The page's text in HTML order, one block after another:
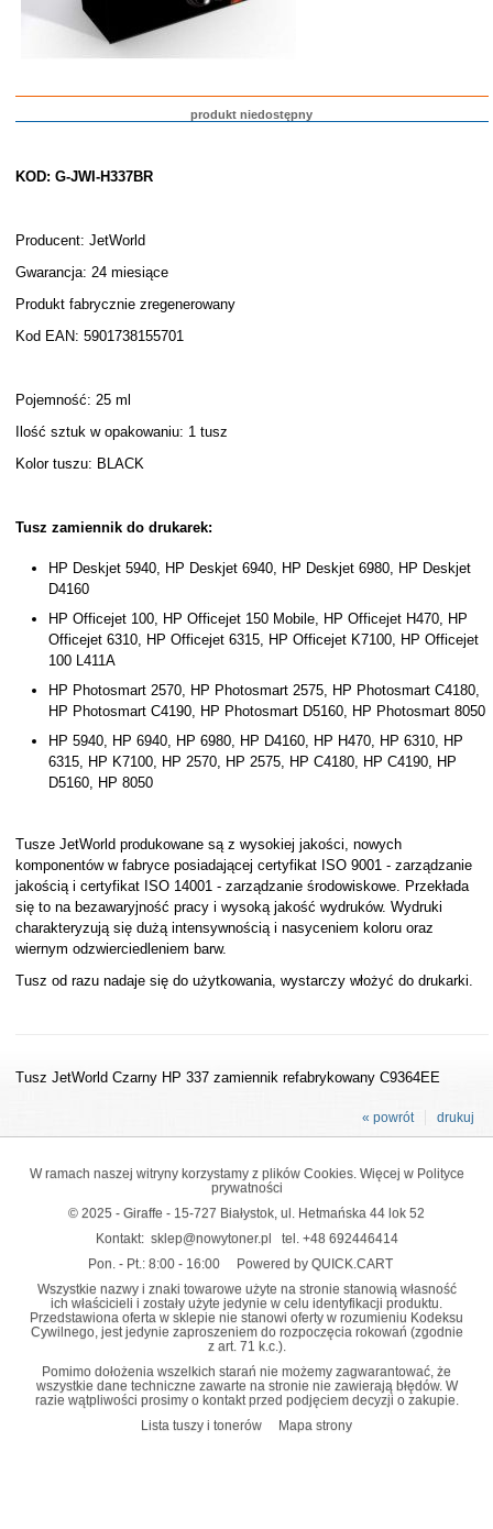
produkt niedostępny
KOD: G-JWI-H337BR
Producent: JetWorld
Gwarancja: 24 miesiące
Produkt fabrycznie zregenerowany
Kod EAN: 5901738155701
Pojemność: 25 ml
Ilość sztuk w opakowaniu: 1 tusz
Kolor tuszu: BLACK
Tusz zamiennik do drukarek:
HP Deskjet 5940, HP Deskjet 6940, HP Deskjet 6980, HP Deskjet
D4160
HP Officejet 100, HP Officejet 150 Mobile, HP Officejet H470, HP
Officejet 6310, HP Officejet 6315, HP Officejet K7100, HP Officejet
100 L411A
HP Photosmart 2570, HP Photosmart 2575, HP Photosmart C4180,
HP Photosmart C4190, HP Photosmart D5160, HP Photosmart 8050
HP 5940, HP 6940, HP 6980, HP D4160, HP H470, HP 6310, HP
6315, HP K7100, HP 2570, HP 2575, HP C4180, HP C4190, HP
D5160, HP 8050
Tusze JetWorld produkowane są z wysokiej jakości, nowych
komponentów w fabryce posiadającej certyfikat ISO 9001 - zarządzanie
jakością i certyfikat ISO 14001 - zarządzanie środowiskowe. Przekłada
się to na bezawaryjność pracy i wysoką jakość wydruków. Wydruki
charakteryzują się dużą intensywnością i nasyceniem koloru oraz
wiernym odzwierciedleniem barw.
Tusz od razu nadaje się do użytkowania, wystarczy włożyć do drukarki.
Tusz JetWorld Czarny HP 337 zamiennik refabrykowany C9364EE
drukuj
« powrót
W ramach naszej witryny korzystamy z plików Cookies. Więcej w Polityce
prywatności
© 2025 - Giraffe - 15-727 Białystok, ul. Hetmańska 44 lok 52
Kontakt: sklep@nowytoner.pl tel. +48 692446414
Pon. - Pt.: 8:00 - 16:00
Powered by QUICK.CART
Wszystkie nazwy i znaki towarowe użyte na stronie stanowią własność
ich właścicieli i zostały użyte jedynie w celu identyfikacji produktu.
Przedstawiona oferta w sklepie nie stanowi oferty w rozumieniu Kodeksu
Cywilnego, jest jedynie zaproszeniem do rozpoczęcia rokowań (zgodnie
z art. 71 k.c.).
Pomimo dołożenia wszelkich starań nie możemy zagwarantować, że
wszystkie dane techniczne zawarte na stronie nie zawierają błędów. W
razie wątpliwości prosimy o kontakt przed podjęciem decyzji o zakupie.
Lista tuszy i tonerów
Mapa strony